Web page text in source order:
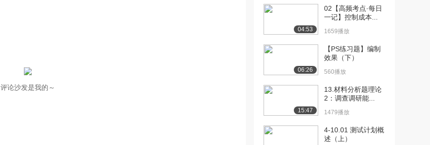
评论沙发是我的～
[10] 09【2022学霸一本
通】第7章项...
1476播放
04:58
[11] 00【计算专题】开篇
2007播放
[12] 03【计算专题】上午
2269播放
44:59
[13] 01【管理专题】十大
58:18
04:53
02【高频考点·每日
一记】控制成本...
1659播放
06:26
【PS练习题】编制
效果（下）
560播放
15:47
13.材料分析题理论
2：调查调研能...
1479播放
4-10.01 测试计划概
述（上）